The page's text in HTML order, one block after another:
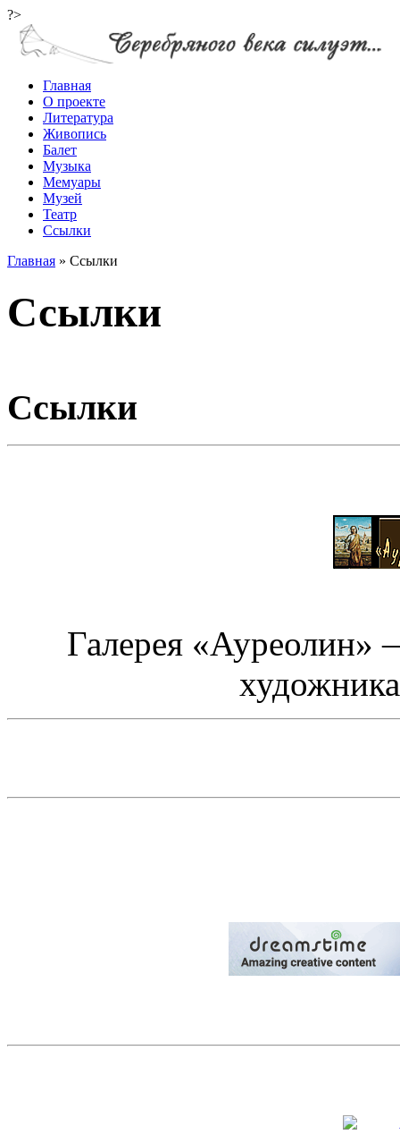
?>
Главная
О проекте
Литература
Живопись
Балет
Музыка
Мемуары
Музей
Театр
Ссылки
Главная » Ссылки
Ссылки
Ссылки
Галерея «Ауреолин»